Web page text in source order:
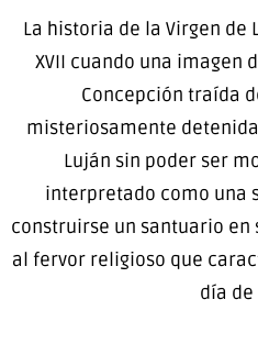
La historia de la Virgen de
XVII cuando una imagen
Concepción traída
misteriosamente
Luján sin poder ser
interpretado como una
construirse un santuario en
al fervor religioso que
día de